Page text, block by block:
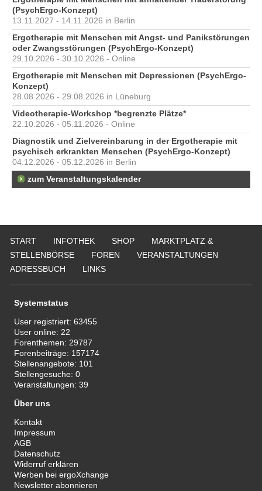
(PsychErgo-Konzept)
13.11.2027 - 14.11.2026 in Berlin
Ergotherapie mit Menschen mit Angst- und Panikstörungen
oder Zwangsstörungen (PsychErgo-Konzept)
29.10.2026 - 30.10.2026 - Online
Ergotherapie mit Menschen mit Depressionen (PsychErgo-
Konzept)
28.08.2026 - 29.08.2026 in Lüneburg
Videotherapie-Workshop *begrenzte Plätze*
22.10.2026 - 05.11.2026 - Online
Diagnostik und Zielvereinbarung in der Ergotherapie mit
psychisch erkrankten Menschen (PsychErgo-Konzept)
04.12.2026 - 05.12.2026 in Berlin
zum Veranstaltungskalender
START INFOTHEK SHOP
MARKTPLATZ &
STELLENBÖRSE
FOREN
VERANSTALTUNGEN
ADRESSBUCH
LINKS
Systemstatus
User registriert:63455
User online: 22
Forenthemen: 29787
Forenbeiträge: 157174
Stellenangebote: 101
Stellengesuche:0
Veranstaltungen:39
Über uns
Kontakt
Impressum
AGB
Datenschutz
Widerruf erklären
Werben bei ergoXchange
Newsletter abonnieren